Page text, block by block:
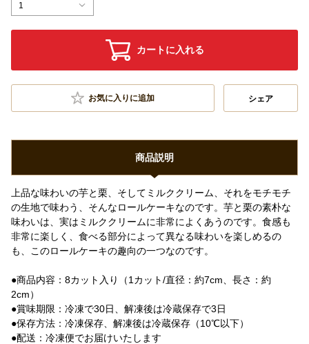
1
カートに入れる
お気に入りに追加 シェア
商品説明
上品な味わいの芋と栗、そしてミルククリーム、それをモチモチ
の生地で味わう、そんなロールケーキなのです。芋と栗の素朴な
味わいは、実はミルククリームに非常によくあうのです。食感も
非常に楽しく、食べる部分によって異なる味わいを楽しめるの
も、このロールケーキの趣向の一つなのです。
●商品内容：8カット入り（1カット/直径：約7cm、長さ：約
2cm）
●賞味期限：冷凍で30日、解凍後は冷蔵保存で3日
●保存方法：冷凍保存、解凍後は冷蔵保存（10℃以下）
●配送：冷凍便でお届けいたします